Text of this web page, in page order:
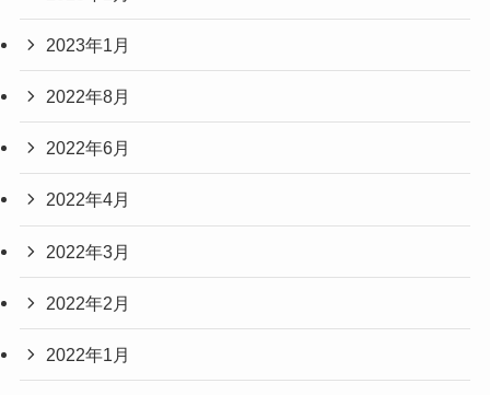
2023年1月
2022年8月
2022年6月
2022年4月
2022年3月
2022年2月
2022年1月